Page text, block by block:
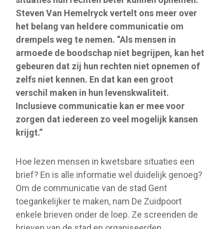
Steven Van Hemelryck vertelt ons meer over
het belang van heldere communicatie om
drempels weg te nemen. “Als mensen in
armoede de boodschap niet begrijpen, kan het
gebeuren dat zij hun rechten niet opnemen of
zelfs niet kennen. En dat kan een groot
verschil maken in hun levenskwaliteit.
Inclusieve communicatie kan er mee voor
zorgen dat iedereen zo veel mogelijk kansen
krijgt.”
Hoe lezen mensen in kwetsbare situaties een
brief? En is alle informatie wel duidelijk genoeg?
Om de communicatie van de stad Gent
toegankelijker te maken, nam De Zuidpoort
enkele brieven onder de loep. Ze screenden de